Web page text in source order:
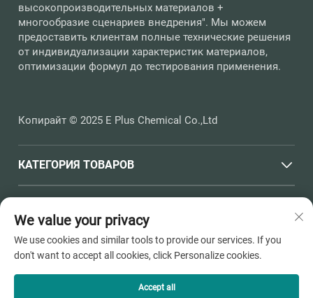
высокопроизводительных материалов +
многообразие сценариев внедрения". Мы можем
предоставить клиентам полные технические решения
от индивидуализации характеристик материалов,
оптимизации формул до тестирования применения.
Копирайт © 2025 E Plus Chemical Co.,Ltd
КАТЕГОРИЯ ТОВАРОВ
КОНТАКТНАЯ ИНФОРМАЦИЯ
Office add : Улица Хайчен, №398, город Душанган, город
Пинху, город Цзясин, провинция Чжэцзян
We value your privacy
We use cookies and similar tools to provide our services. If you
don't want to accept all cookies, click Personalize cookies.
Accept all